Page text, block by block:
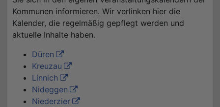
Kommunen informieren. Wir verlinken hier die
Kalender, die regelmäßig gepflegt werden und
aktuelle Inhalte haben.
Düren
Kreuzau
Linnich
Nideggen
Niederzier